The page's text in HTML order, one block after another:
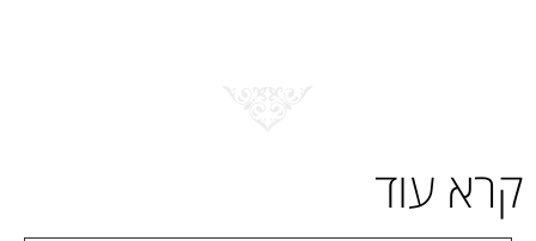
קרא עוד